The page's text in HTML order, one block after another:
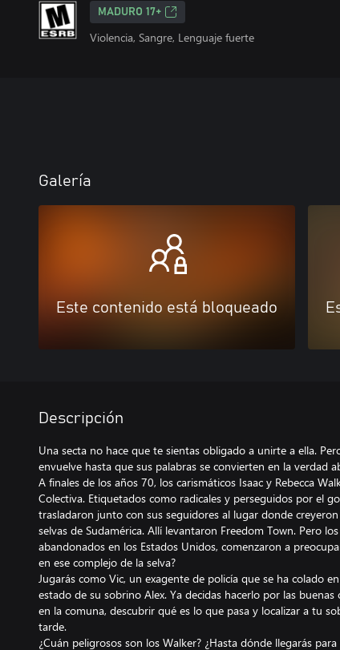
MADURO 17+
Violencia, Sangre, Lenguaje fuerte
Galería
Este contenido está bloqueado
Descripción
Una secta no hace que te sientas obligado a unirte a ella.
envuelve hasta que sus palabras se convierten en la verdad
A finales de los años 70, los carismáticos Isaac y Rebecca
Colectiva. Etiquetados como radicales y perseguidos por el
trasladaron junto con sus seguidores al lugar donde
selvas de Sudamérica. Allí levantaron Freedom Town. Pero
abandonados en los Estados Unidos, comenzaron a
en ese complejo de la selva?
Jugarás como Vic, un exagente de policía que se ha colado
estado de su sobrino Alex. Ya decidas hacerlo por las
en la comuna, descubrir qué es lo que pasa y localizar a tu
tarde.
¿Cuán peligrosos son los Walker? ¿Hasta dónde llegarás